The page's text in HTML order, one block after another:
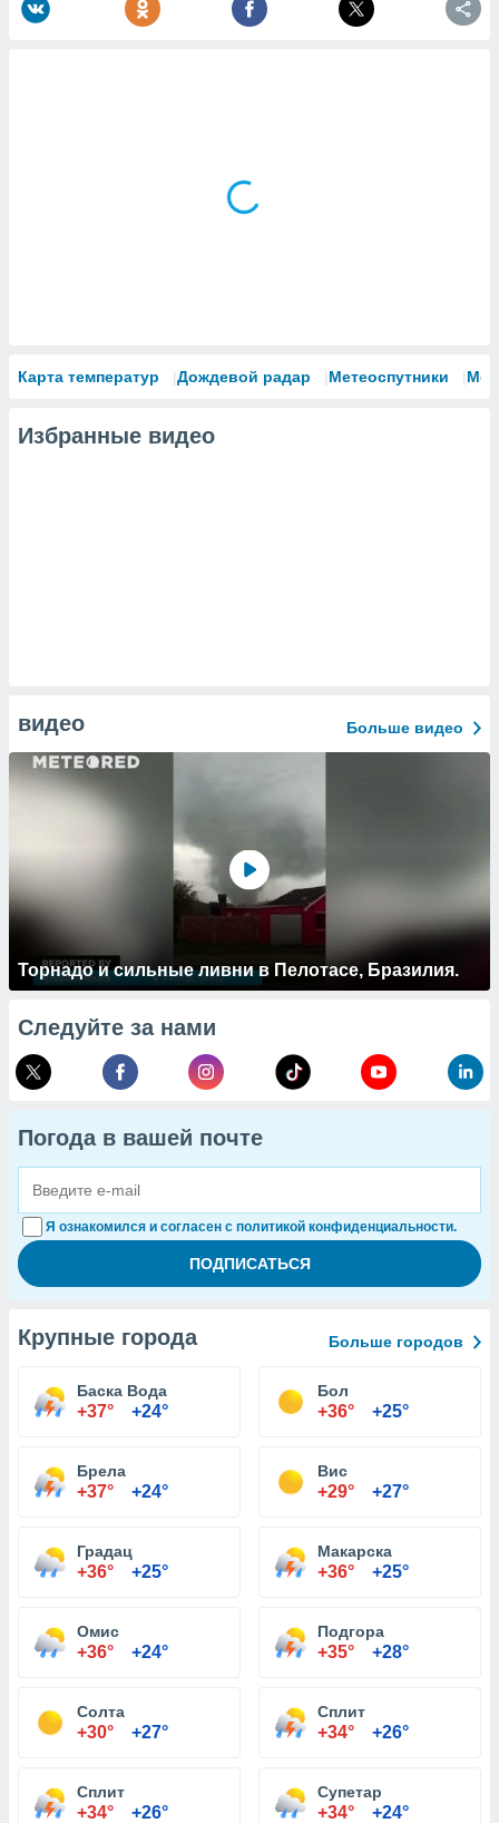
Карта температур Дождевой радар Метеоспутники
Избранные видео
видео Больше видео
Торнадо и сильные ливни в Пелотасе, Бразилия.
Следуйте за нами
Погода в вашей почте
Я ознакомился и согласен с политикой конфиденциальности.
Крупные города Больше городов
Баска Вода
+37° +24°
Бол
+36° +25°
Брела
+37° +24°
Вис
+29° +27°
Градац
+36° +25°
Макарска
+36° +25°
Омис
+36° +24°
Подгора
+35° +28°
Солта
+30° +27°
Сплит
+34° +26°
Сплит
+34° +26°
Супетар
+34° +24°